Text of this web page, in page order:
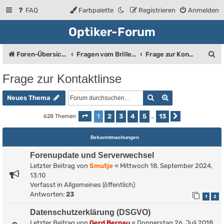
FAQ Anmelden
Registrieren
Farbpalette
Optiker-Forum
Foren-Übersicht Fragen vom Brillenträger an den Augenoptiker Frage zur Kontaktlinse
Frage zur Kontaktlinse
Neues Thema Suche
628 Themen Seite 1von 13
1 2 3 4 5 … 13
Bekanntmachungen
Forenupdate und Serverwechsel
Letzter Beitrag von Smutje « Mittwoch 18. September 2024,
13:10
Verfasst in Allgemeines (öffentlich)
Antworten: 23 1 2
Datenschutzerklärung (DSGVO)